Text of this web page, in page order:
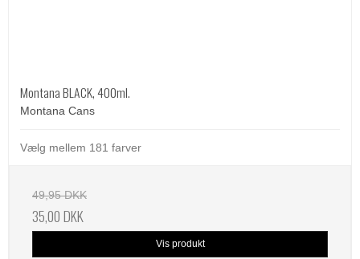
Montana BLACK, 400ml.
Montana Cans
Vælg mellem 181 farver
49,95 DKK
35,00 DKK
Vis produkt